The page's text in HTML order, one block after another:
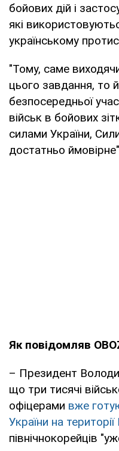
бойових дій і
які
українському
"Тому, саме виходячи
цього завдання, то
безпосередньої
військ в бойових
силами України,
достатньо
Як повідомляв
– Президент
що три тисячі
офіцерами вже
України на
північнокорейців